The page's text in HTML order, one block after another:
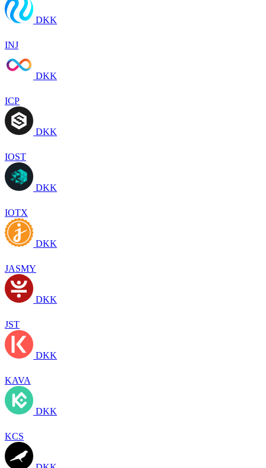
DKK
INJ
DKK
ICP
DKK
IOST
DKK
IOTX
DKK
JASMY
DKK
JST
DKK
KAVA
DKK
KCS